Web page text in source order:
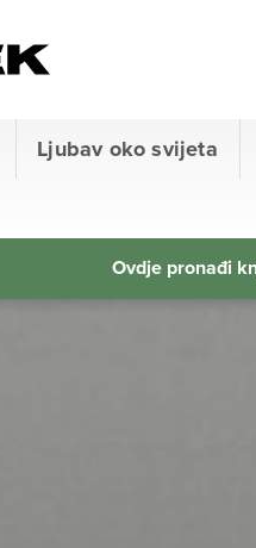
Ljubav oko svijeta
Ovdje pronađi